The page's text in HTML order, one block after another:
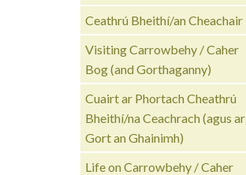
Ceathrú Bheithí/an Cheachair
Visiting Carrowbehy / Caher
Bog (and Gorthaganny)
Cuairt ar Phortach Cheathrú
Bheithí/na Ceachrach (agus ar
Gort an Ghainimh)
Life on Carrowbehy / Caher